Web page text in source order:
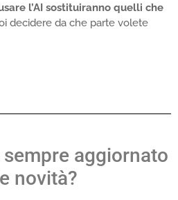
l’AI sostituiranno quelli che
decidere da che parte volete
aggiornato
novità?